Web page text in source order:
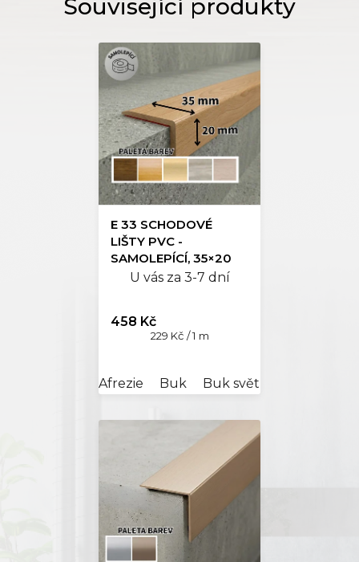
E 33 SCHODOVÉ
LIŠTY PVC -
SAMOLEPÍCÍ, 35×20
mmU vás za 3-7 dní
458 Kč
Měrná
229 Kč / 1 m
Afrezie Buk Buk světlý